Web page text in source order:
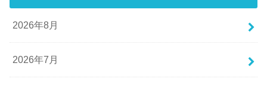
2026年8月
2026年7月